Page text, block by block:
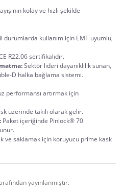
kolay ve hızlı şekilde
durumlarda kullanım için EMT uyumlu,
R22.06 sertifikalıdır.
Sektör lideri dayanıklılık sunan,
D halka bağlama sistemi.
performansı artırmak için
üzerinde takılı olarak gelir.
Paket içeriğinde Pinlock® 70
ve saklamak için koruyucu prime kask
yayınlanmıştır.